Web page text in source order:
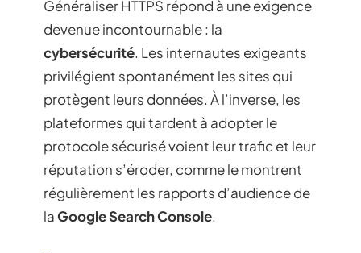
Généraliser HTTPS répond à une exigence
devenue incontournable : la
cybersécurité. Les internautes exigeants
privilégient spontanément les sites qui
protègent leurs données. À l’inverse, les
plateformes qui tardent à adopter le
protocole sécurisé voient leur trafic et leur
réputation s’éroder, comme le montrent
régulièrement les rapports d’audience de
laGoogle Search Console.